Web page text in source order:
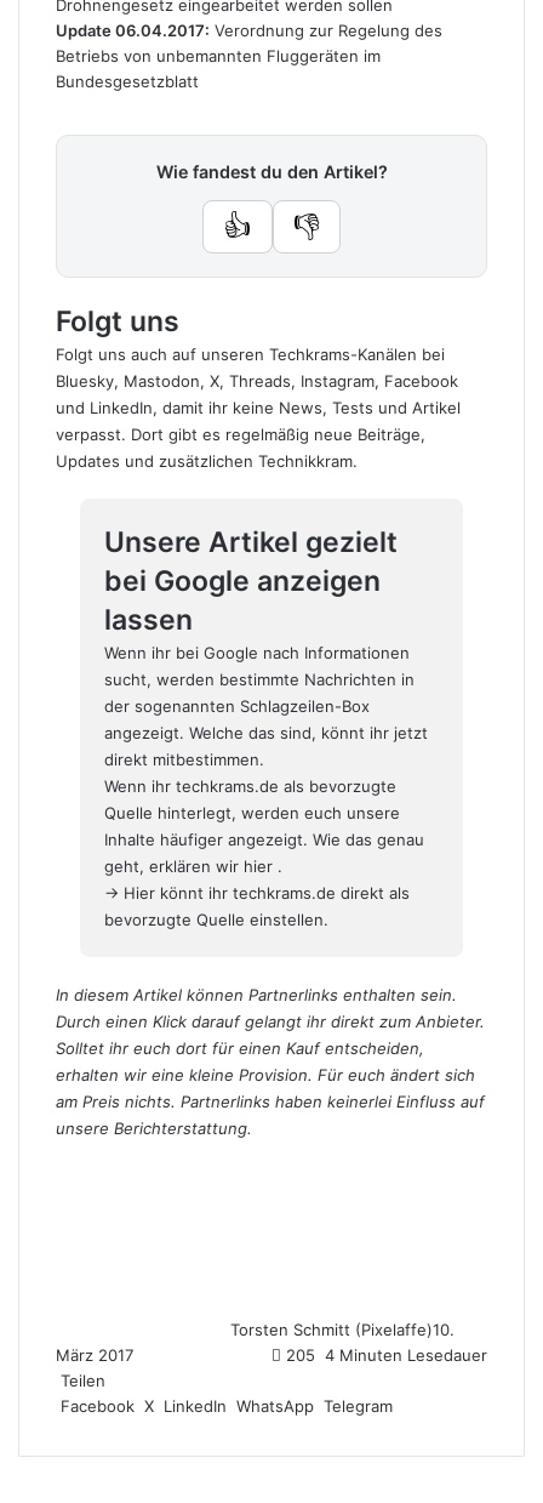
Drohnengesetz eingearbeitet werden sollen
Update 06.04.2017: Verordnung zur Regelung des
Betriebs von unbemannten Fluggeräten im
Bundesgesetzblatt
Wie fandest du den Artikel?
👍 👎
Folgt uns
Folgt uns auch auf unseren Techkrams-Kanälen bei
Bluesky, Mastodon, X, Threads, Instagram, Facebook
und LinkedIn, damit ihr keine News, Tests und Artikel
verpasst. Dort gibt es regelmäßig neue Beiträge,
Updates und zusätzlichen Technikkram.
Unsere Artikel gezielt
bei Google anzeigen
lassen
Wenn ihr bei Google nach Informationen
sucht, werden bestimmte Nachrichten in
der sogenannten Schlagzeilen-Box
angezeigt. Welche das sind, könnt ihr jetzt
direkt mitbestimmen.
Wenn ihr techkrams.de als bevorzugte
Quelle hinterlegt, werden euch unsere
Inhalte häufiger angezeigt. Wie das genau
geht, erklären wir hier .
→ Hier könnt ihr techkrams.de direkt als
bevorzugte Quelle einstellen.
In diesem Artikel können Partnerlinks enthalten sein.
Durch einen Klick darauf gelangt ihr direkt zum Anbieter.
Solltet ihr euch dort für einen Kauf entscheiden,
erhalten wir eine kleine Provision. Für euch ändert sich
am Preis nichts. Partnerlinks haben keinerlei Einfluss auf
unsere Berichterstattung.
Torsten Schmitt (Pixelaffe)10.
März 2017
205 4 Minuten Lesedauer
Teilen
Facebook X LinkedIn WhatsApp Telegram